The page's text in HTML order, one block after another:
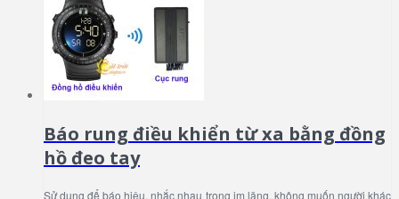
Báo rung điều khiển từ xa bằng đồng
hồ đeo tay
Sử dụng để báo hiệu, nhắc nhau trong im lặng, không muốn người khác